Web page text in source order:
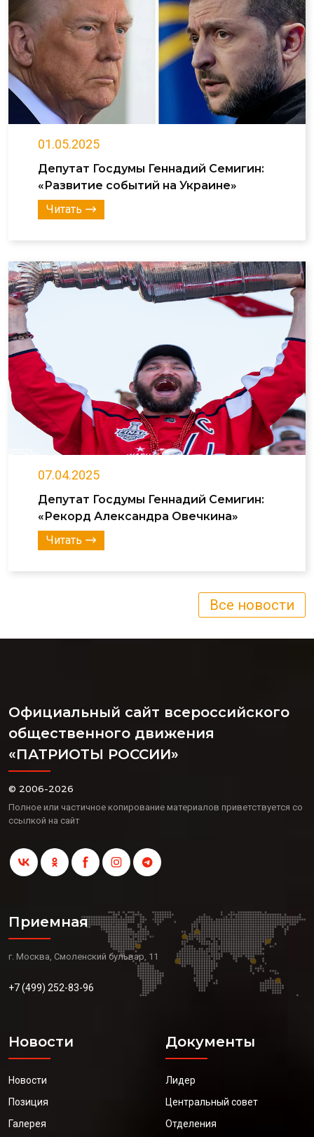
01.05.2025
Депутат Госдумы Геннадий Семигин:
«Развитие событий на Украине»
Читать
07.04.2025
Депутат Госдумы Геннадий Семигин:
«Рекорд Александра Овечкина»
Читать
Все новости
Официальный сайт всероссийского
общественного движения
«ПАТРИОТЫ РОССИИ»
© 2006-2026
Полное или частичное копирование материалов приветствуется со
ссылкой на сайт
Приемная
г. Москва, Смоленский бульвар, 11
+7 (499) 252-83-96
Новости
Новости
Позиция
Галерея
Документы
Лидер
Центральный совет
Отделения